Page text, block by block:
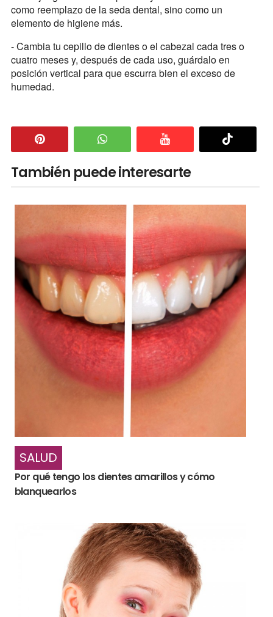
como reemplazo de la seda dental, sino como un
elemento de higiene más.
- Cambia tu cepillo de dientes o el cabezal cada tres o
cuatro meses y, después de cada uso, guárdalo en
posición vertical para que escurra bien el exceso de
humedad.
También puede interesarte
SALUD
Por qué tengo los dientes amarillos y cómo
blanquearlos